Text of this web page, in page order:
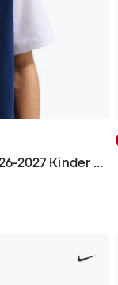
Inter Mailand Bekleidung für Fans 2026-2027 Kinder T-Shirt